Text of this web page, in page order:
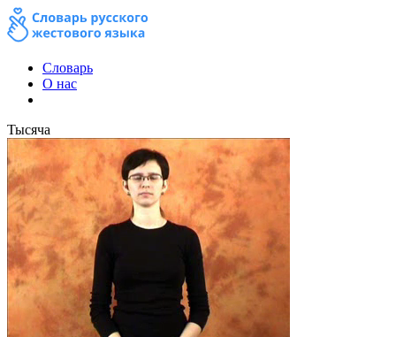
Словарь
О нас
Тысяча